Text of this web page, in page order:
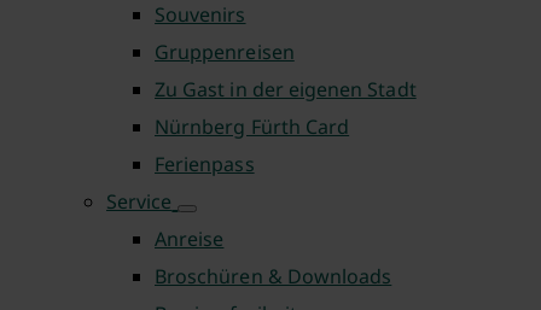
Souvenirs
Gruppenreisen
Zu Gast in der eigenen Stadt
Nürnberg Fürth Card
Ferienpass
Service
Anreise
Broschüren & Downloads